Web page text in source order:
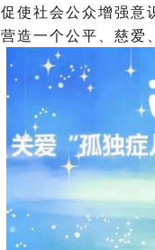
促使社会公众增强意
营造一个公平、慈爱